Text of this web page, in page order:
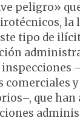
peligro»
la
tipo de
comerciales
que han